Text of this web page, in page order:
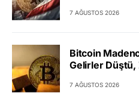
7 AĞUSTOS 2026
Bitcoin
Gelirler
7 AĞUSTOS 2026